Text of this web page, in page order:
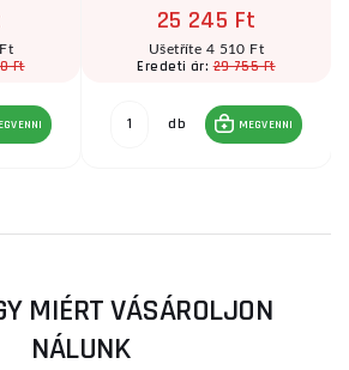
Ft
25 245 Ft
Ušetříte 4 510 Ft
Eredeti ár:29 755 Ft
db MEGVENNI
MIÉRT VÁSÁROLJON
NÁLUNK